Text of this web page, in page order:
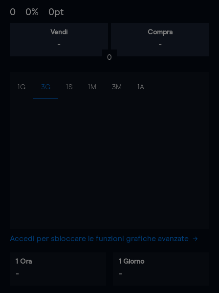
0 0% 0pt
Vendi
-
Compra
-
0
1G 3G 1S 1M 3M 1A
Accedi per sbloccare le funzioni grafiche avanzate
1 Ora
-
1 Giorno
-